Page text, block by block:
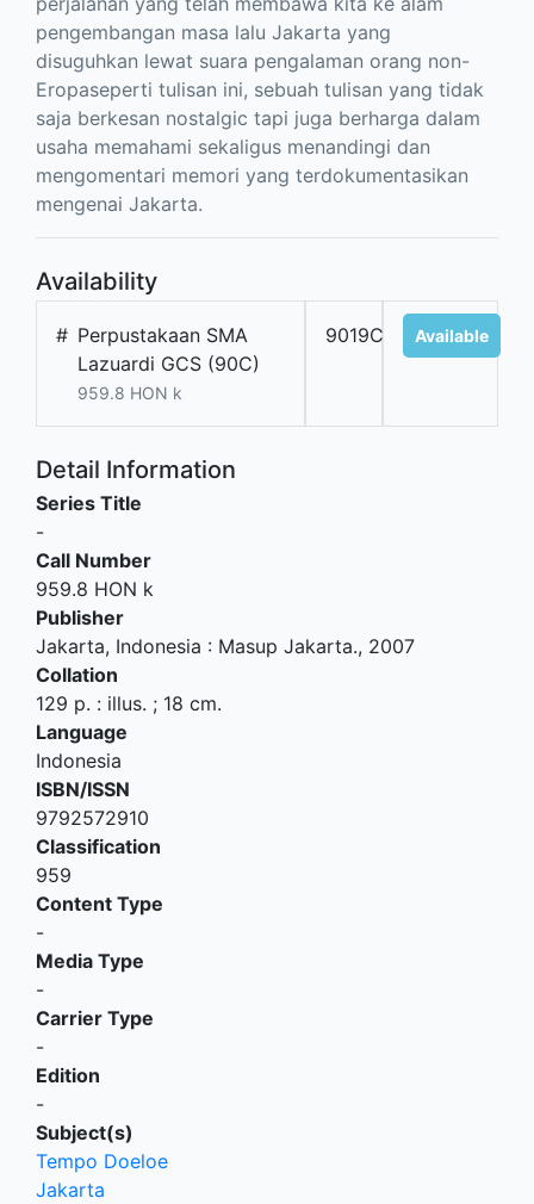
pengembangan masa lalu Jakarta yang
disuguhkan lewat suara pengalaman orang non-
Eropaseperti tulisan ini, sebuah tulisan yang tidak
saja berkesan nostalgic tapi juga berharga dalam
usaha memahami sekaligus menandingi dan
mengomentari memori yang terdokumentasikan
mengenai Jakarta.
Availability
# Perpustakaan SMA
Lazuardi GCS (90C)
959.8 HON k
9019C Available
Detail Information
Series Title
-
Call Number
959.8 HON k
Publisher
Jakarta, Indonesia : Masup Jakarta., 2007
Collation
129 p. : illus. ; 18 cm.
Language
Indonesia
ISBN/ISSN
9792572910
Classification
959
Content Type
-
Media Type
-
Carrier Type
-
Edition
-
Subject(s)
Tempo Doeloe
Jakarta